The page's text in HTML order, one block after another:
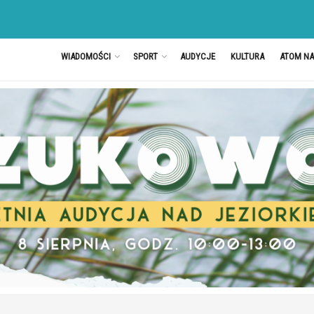
WIADOMOŚCI SPORT AUDYCJE KULTURA ATOM